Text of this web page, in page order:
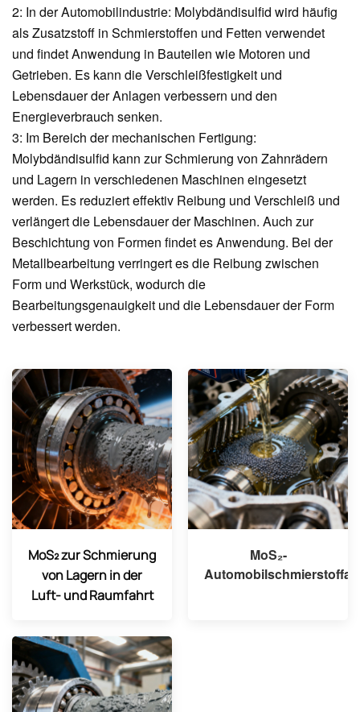
2: In der Automobilindustrie: Molybdändisulfid wird häufig
als Zusatzstoff in Schmierstoffen und Fetten verwendet
und findet Anwendung in Bauteilen wie Motoren und
Getrieben. Es kann die Verschleißfestigkeit und
Lebensdauer der Anlagen verbessern und den
Energieverbrauch senken.
3: Im Bereich der mechanischen Fertigung:
Molybdändisulfid kann zur Schmierung von Zahnrädern
und Lagern in verschiedenen Maschinen eingesetzt
werden. Es reduziert effektiv Reibung und Verschleiß und
verlängert die Lebensdauer der Maschinen. Auch zur
Beschichtung von Formen findet es Anwendung. Bei der
Metallbearbeitung verringert es die Reibung zwischen
Form und Werkstück, wodurch die
Bearbeitungsgenauigkeit und die Lebensdauer der Form
verbessert werden.
MoS₂ zur Schmierung
von Lagern in der
Luft- und Raumfahrt
MoS₂-